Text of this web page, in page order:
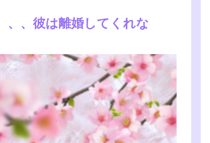
、、彼は離婚してくれな